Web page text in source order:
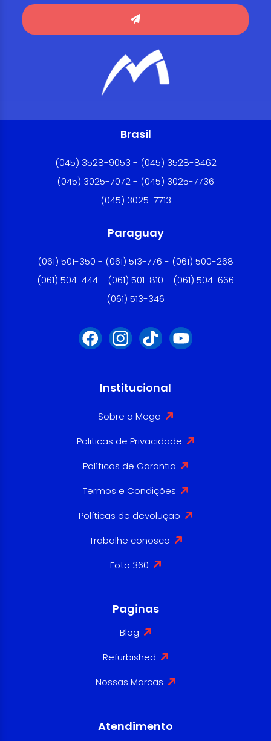
Brasil
(045) 3528-9053 - (045) 3528-8462
(045) 3025-7072 - (045) 3025-7736
(045) 3025-7713
Paraguay
(061) 501-350 - (061) 513-776 - (061) 500-268
(061) 504-444 - (061) 501-810 - (061) 504-666
(061) 513-346
Institucional
Sobre a Mega
Politicas de Privacidade
Políticas de Garantia
Termos e Condições
Políticas de devolução
Trabalhe conosco
Foto 360
Paginas
Blog
Refurbished
Nossas Marcas
Atendimento